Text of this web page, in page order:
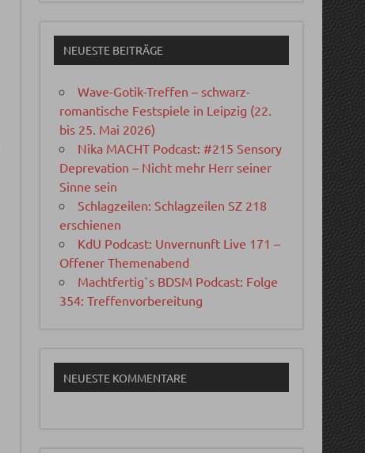
NEUESTE BEITRÄGE
Wave-Gotik-Treffen – schwarz-
romantische Festspiele in Leipzig (22.
bis 25. Mai 2026)
Nika MACHT Podcast: #215 Sensory
Deprevation – Nicht mehr Herr seiner
Sinne sein
Schlagzeilen: Schlagzeilen SZ 218
erschienen
KdU Podcast: Unvernunft Live 171 –
Offener Themenabend
Machtfertig`s BDSM Podcast: Folge
354: Treffenvorbereitung
NEUESTE KOMMENTARE